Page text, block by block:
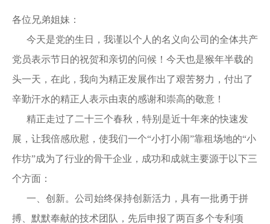
各位兄弟姐妹：
今天是党的生日，我谨以个人的名义向公司的全体共产
党员表示节日的祝贺和亲切的问候！今天也是猴年半载的
头一天，在此，我向为精正发展作出了艰苦努力，付出了
辛勤汗水的精正人表示由衷的感谢和崇高的敬意！
精正走过了二十三个春秋，特别是近十年来的快速发
展，让我倍感欣慰，使我们一个“小打小闹”靠租场地的“小
作坊”成为了行业的骨干企业，成功和成就主要源于以下三
个方面：
一、创新。公司始终保持创新活力，具有一批勇于拼
搏、默默奉献的技术团队，先后申报了两百多个专利项